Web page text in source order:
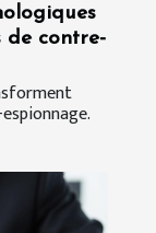
de contre-